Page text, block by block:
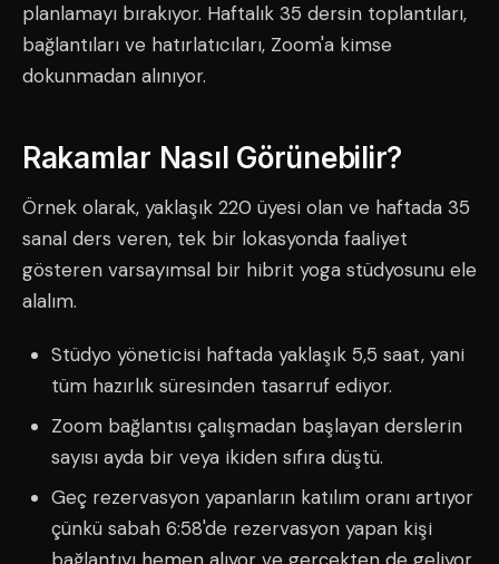
planlamayı bırakıyor. Haftalık 35 dersin toplantıları,
bağlantıları ve hatırlatıcıları, Zoom'a kimse
dokunmadan alınıyor.
Rakamlar Nasıl Görünebilir?
Örnek olarak, yaklaşık 220 üyesi olan ve haftada 35
sanal ders veren, tek bir lokasyonda faaliyet
gösteren varsayımsal bir hibrit yoga stüdyosunu ele
alalım.
Stüdyo yöneticisi haftada yaklaşık 5,5 saat, yani
tüm hazırlık süresinden tasarruf ediyor.
Zoom bağlantısı çalışmadan başlayan derslerin
sayısı ayda bir veya ikiden sıfıra düştü.
Geç rezervasyon yapanların katılım oranı artıyor
çünkü sabah 6:58'de rezervasyon yapan kişi